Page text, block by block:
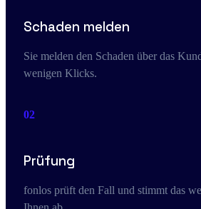
Schaden melden
Sie melden den Schaden über das
wenigen Klicks.
02
Prüfung
fonlos prüft den Fall und stimmt das